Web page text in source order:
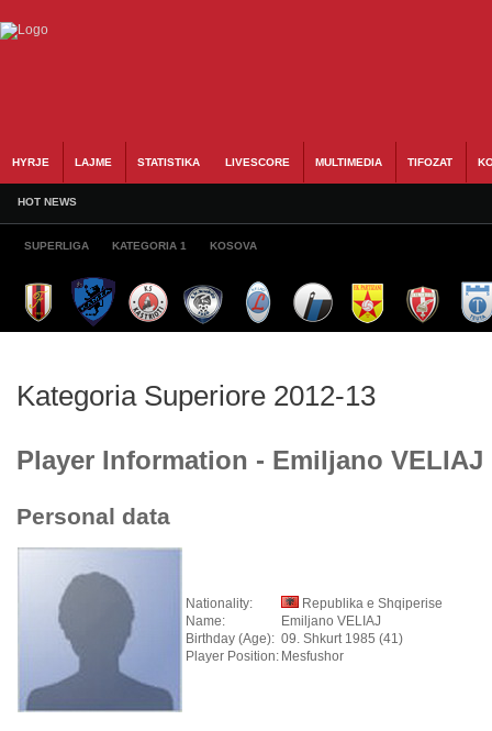
HYRJE LAJME STATISTIKA LIVESCORE MULTIMEDIA TIFOZAT
HOT NEWS
SUPERLIGA KATEGORIA 1 KOSOVA
Kategoria Superiore 2012-13
Player Information - Emiljano VELIAJ
Personal data
Nationality:
Republika e Shqiperise
Name:
Emiljano VELIAJ
Birthday (Age): 09. Shkurt 1985 (41)
Player Position: Mesfushor